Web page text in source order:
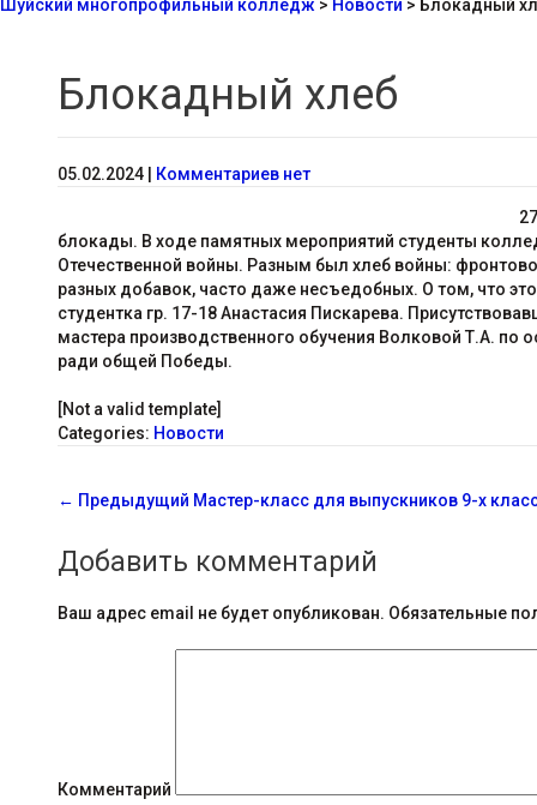
Шуйский многопрофильный колледж > Новости > Блокадный
Блокадный хлеб
05.02.2024 Комментариев нет
блокады. В ходе памятных мероприятий студенты
Отечественной войны. Разным был хлеб войны:
разных добавок, часто даже несъедобных. О том, что
студентка гр. 17-18 Анастасия Пискарева.
мастера производственного обучения Волковой Т.А. по
ради общей Победы.
[Not a valid template]
Categories: Новости
С
о
о
б
← Предыдущий Мастер-класс для выпускников 9-х
Добавить комментарий
Ваш адрес email не будет опубликован. Обязательные
Комментарий